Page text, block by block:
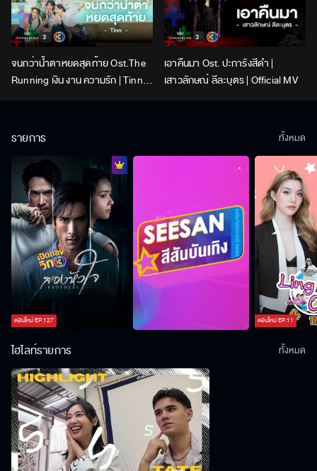
จนกว่าน้ำตาหยดสุดท้าย Ost.The
Running เงิน งาน ความรัก | Tinn |
เอาคืนมา Ost. ปะการังสีดำ |
เสาวลักษณ์ ลีละบุตร | Official MV
รายการ
ตอนใหม่EP.127 ตอนใหม่EP.11
ทั้งหมด
ไฮไลท์รายการ ทั้งหมด